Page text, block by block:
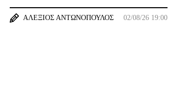
ΑΛΈΞΙΟΣ ΑΝΤΩΝΌΠΟΥΛΟΣ 02/08/26 19:00